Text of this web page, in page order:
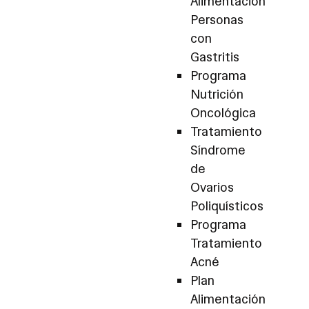
Personas
con
Gastritis
Programa
Nutrición
Oncológica
Tratamiento
Síndrome
de
Ovarios
Poliquísticos
Programa
Tratamiento
Acné
Plan
Alimentación